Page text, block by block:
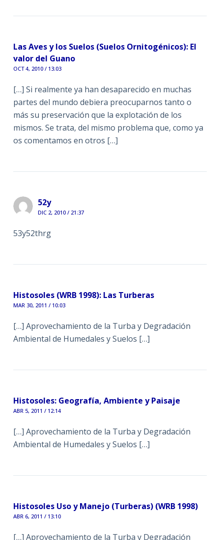
Las Aves y los Suelos (Suelos Ornitogénicos): El
valor del Guano
OCT 4, 2010 / 13:03
[…] Si realmente ya han desaparecido en muchas
partes del mundo debiera preocuparnos tanto o
más su preservación que la explotación de los
mismos. Se trata, del mismo problema que, como ya
os comentamos en otros […]
52y
DIC 2, 2010 / 21:37
53y52thrg
Histosoles (WRB 1998): Las Turberas
MAR 30, 2011 / 10:03
[…] Aprovechamiento de la Turba y Degradación
Ambiental de Humedales y Suelos […]
Histosoles: Geografía, Ambiente y Paisaje
ABR 5, 2011 / 12:14
[…] Aprovechamiento de la Turba y Degradación
Ambiental de Humedales y Suelos […]
Histosoles Uso y Manejo (Turberas) (WRB 1998)
ABR 6, 2011 / 13:10
[…] Aprovechamiento de la Turba y Degradación